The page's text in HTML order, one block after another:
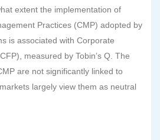
extent the implementation of
Practices (CMP) adopted by
is associated with Corporate
measured by Tobin’s Q. The
are not significantly linked to
largely view them as neutral